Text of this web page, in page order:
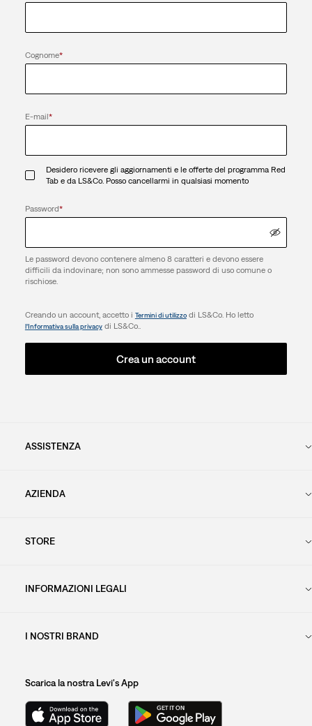
Cognome*
E-mail*
Desidero ricevere gli aggiornamenti e le offerte del programma Red
Tab e da LS&Co. Posso cancellarmi in qualsiasi momento
Password*
Le password devono contenere almeno 8 caratteri e devono essere
difficili da indovinare; non sono ammesse password di uso comune o
rischiose.
Creando un account, accetto i Termini di utilizzodi LS&Co. Ho letto
l’Informativa sulla privacydi LS&Co..
Crea un account
ASSISTENZA
AZIENDA
STORE
INFORMAZIONI LEGALI
I NOSTRI BRAND
Scarica la nostra Levi's App